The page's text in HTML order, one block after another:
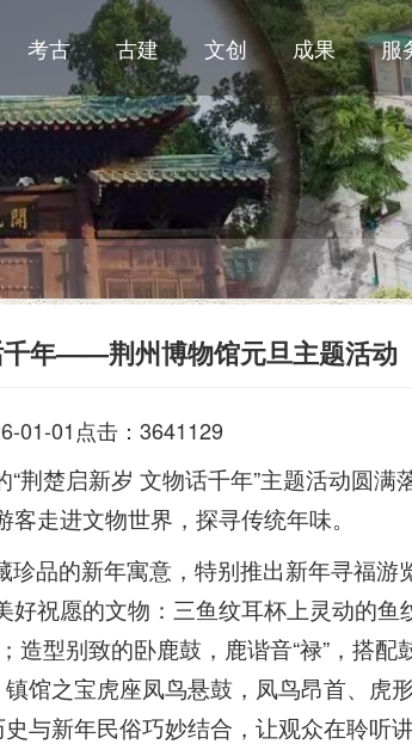
考古 古建 文创 成果 服
年——荆州博物馆元旦主题活动
01-01点击：3641129
荆楚启新岁 文物话千年”主题活动圆满
走进文物世界，探寻传统年味。
品的新年寓意，特别推出新年寻福游
好祝愿的文物：三鱼纹耳杯上灵动的鱼
造型别致的卧鹿鼓，鹿谐音“禄”，搭配
馆之宝虎座凤鸟悬鼓，凤鸟昂首、虎
与新年民俗巧妙结合，让观众在聆听